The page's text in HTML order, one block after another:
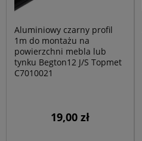
Aluminiowy czarny profil
1m do montażu na
powierzchni mebla lub
tynku Begton12 J/S Topmet
C7010021
19,00 zł